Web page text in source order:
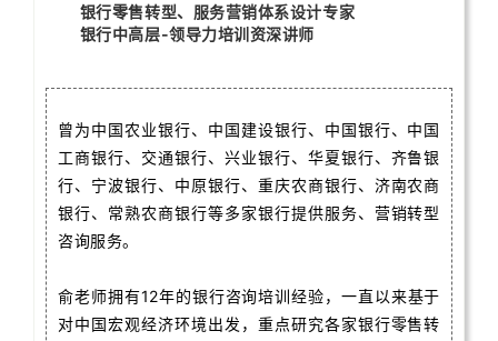
银行零售转型、服务营销体系设计专家
银行中高层-领导力培训资深讲师
曾为中国农业银行、中国建设银行、中国银行、中国
工商银行、交通银行、兴业银行、华夏银行、齐鲁银
行、宁波银行、中原银行、重庆农商银行、济南农商
银行、常熟农商银行等多家银行提供服务、营销转型
咨询服务。
俞老师拥有12年的银行咨询培训经验，一直以来基于
对中国宏观经济环境出发，重点研究各家银行零售转